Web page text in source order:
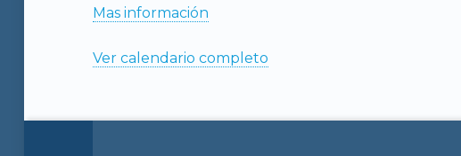
Mas información
Ver calendario completo